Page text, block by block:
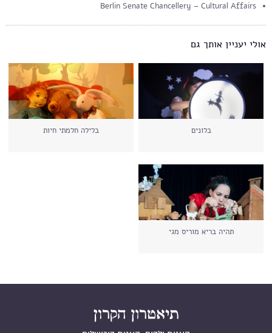
Berlin Senate Chancellery – Cultural Affairs
אולי יעניין אותך גם
בלונים בלילה חלמתי חיות
תהיה בריא מוריס מגי